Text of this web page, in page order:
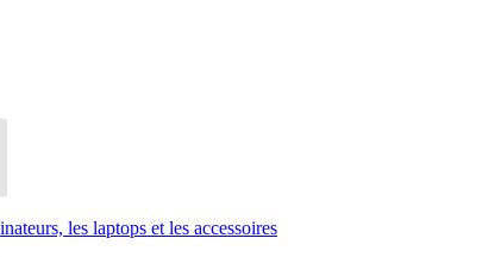
les laptops et les accessoires